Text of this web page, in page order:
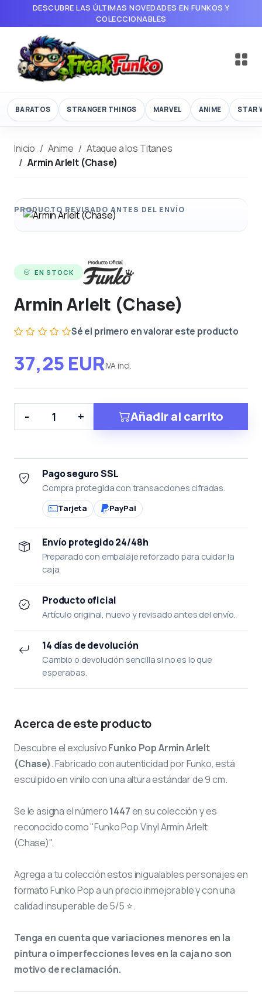
DESCUBRE LAS ÚLTIMAS NOVEDADES EN FUNKOS Y
COLECCIONABLES
BARATOS STRANGER THINGS MARVEL ANIME STAR
Inicio Anime
Ataque a los Titanes
Armin Arlelt (Chase)
EN STOCK
Armin Arlelt (Chase)
Sé el primero en valorar este producto
37,25 EURIVA incl.
- + Añadir al carrito
Pago seguro SSL
Compra protegida con transacciones cifradas.
Tarjeta PayPal
Envío protegido 24/48h
Preparado con embalaje reforzado para cuidar la
caja.
Producto oficial
Artículo original, nuevo y revisado antes del envío.
14 días de devolución
Cambio o devolución sencilla si no es lo que
esperabas.
Acerca de este producto
Descubre el exclusivoFunko Pop Armin Arlelt
(Chase). Fabricado con autenticidad por Funko, está
esculpido en vinilo con una altura estándar de 9 cm.
Se le asigna el número1447en su colección y es
reconocido como "Funko Pop Vinyl Armin Arlelt
(Chase)".
Agrega a tu colección estos inigualables personajes en
formato Funko Pop a un precio inmejorable y con una
calidad insuperable de 5/5 ⭐.
Tenga en cuenta que variaciones menores en la
pintura o imperfecciones leves en la caja no son
motivo de reclamación.